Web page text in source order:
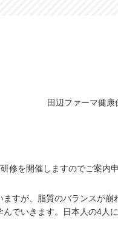
田辺ファーマ健康
を開催しますのでご案内
すが、脂質のバランスが崩
でいきます。日本人の4人